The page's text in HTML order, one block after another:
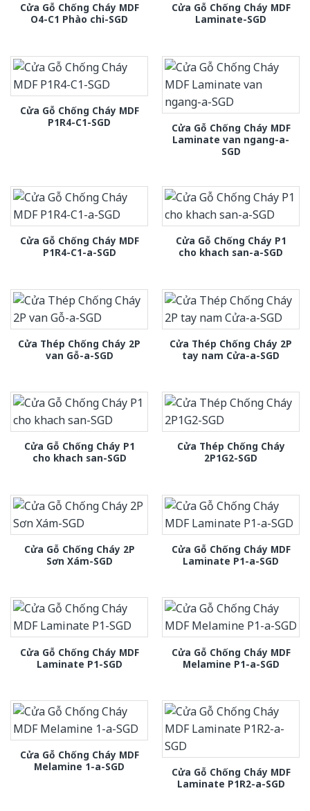
Cửa Gỗ Chống Cháy MDF
O4-C1 Phào chi-SGD
Cửa Gỗ Chống Cháy MDF
Laminate-SGD
Cửa Gỗ Chống Cháy MDF
P1R4-C1-SGD
Cửa Gỗ Chống Cháy MDF
Laminate van ngang-a-
SGD
Cửa Gỗ Chống Cháy MDF
P1R4-C1-a-SGD
Cửa Gỗ Chống Cháy P1
cho khach san-a-SGD
Cửa Thép Chống Cháy 2P
van Gỗ-a-SGD
Cửa Thép Chống Cháy 2P
tay nam Cửa-a-SGD
Cửa Gỗ Chống Cháy P1
cho khach san-SGD
Cửa Thép Chống Cháy
2P1G2-SGD
Cửa Gỗ Chống Cháy 2P
Sơn Xám-SGD
Cửa Gỗ Chống Cháy MDF
Laminate P1-a-SGD
Cửa Gỗ Chống Cháy MDF
Laminate P1-SGD
Cửa Gỗ Chống Cháy MDF
Melamine P1-a-SGD
Cửa Gỗ Chống Cháy MDF
Melamine 1-a-SGD
Cửa Gỗ Chống Cháy MDF
Laminate P1R2-a-SGD